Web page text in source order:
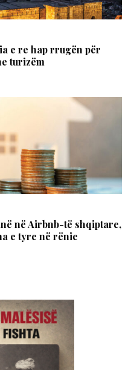
e re hap rrugën për
turizëm
në Airbnb-të shqiptare,
e tyre në rënie